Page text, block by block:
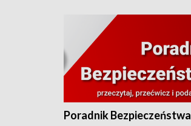
Poradnik Bezpieczeństwa